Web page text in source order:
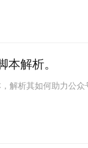
解析。
析其如何助力公众